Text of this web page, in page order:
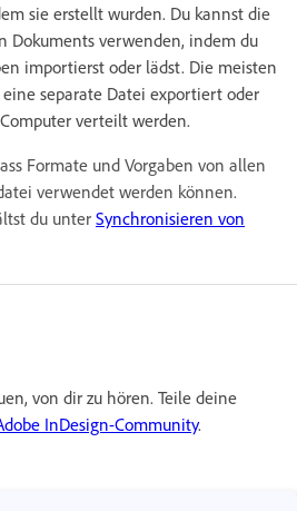
sie erstellt wurden. Du kannst die
Dokuments verwenden, indem du
importierst oder lädst. Die meisten
separate Datei exportiert oder
verteilt werden.
Formate und Vorgaben von allen
verwendet werden können.
du unter Synchronisieren von
von dir zu hören. Teile deine
InDesign-Community.